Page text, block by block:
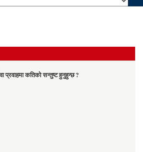
प्रवाहमा कतिको सन्तुष्ट हुनुहुन्छ ?